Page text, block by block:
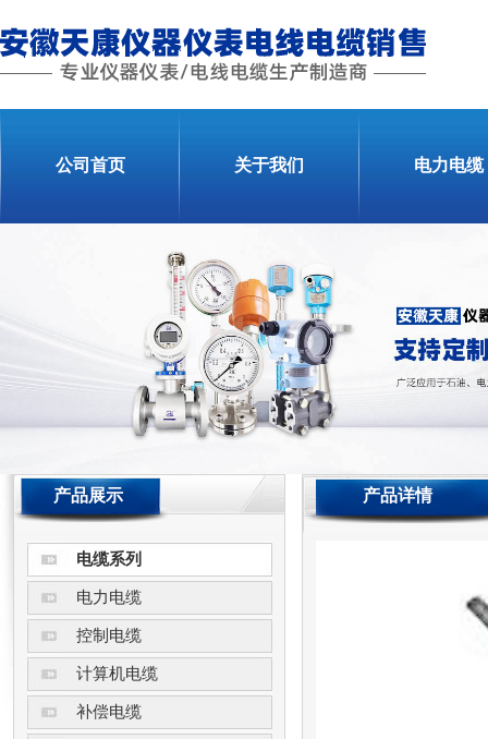
公司首页 关于我们 电力电缆
产品展示
电缆系列
电力电缆
控制电缆
计算机电缆
补偿电缆
产品详情